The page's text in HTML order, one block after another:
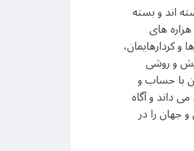
اند و بسته
های
کردارهایمان،
و روشی
با حساب و
داند و آگاه
جهان را در